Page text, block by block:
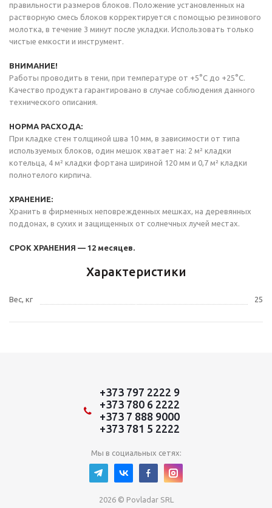
правильности размеров блоков. Положение установленных на
растворную смесь блоков корректируется с помощью резинового
молотка, в течение 3 минут после укладки. Использовать только
чистые емкости и инструмент.
ВНИМАНИЕ!
Работы проводить в тени, при температуре от +5°С до +25°С.
Качество продукта гарантировано в случае соблюдения данного
технического описания.
НОРМА РАСХОДА:
При кладке стен толщиной шва 10 мм, в зависимости от типа
используемых блоков, один мешок хватает на: 2 м² кладки
котельца, 4 м² кладки фортана шириной 120 мм и 0,7 м² кладки
полнотелого кирпича.
ХРАНЕНИЕ:
Хранить в фирменных неповрежденных мешках, на деревянных
поддонах, в сухих и защищенных от солнечных лучей местах.
СРОК ХРАНЕНИЯ — 12 месяцев.
Характеристики
Вес, кг 25
+373 797 2222 9
+373 780 6 2222
+373 7 888 9000
+373 781 5 2222
Мы в социальных сетях:
2026 © Povladar SRL